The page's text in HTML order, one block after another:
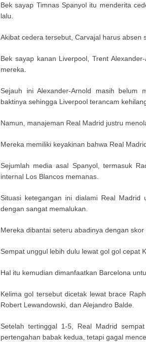
Bek sayap Timnas Spanyol itu menderita
lalu.
Akibat cedera tersebut, Carvajal harus absen
Bek sayap kanan Liverpool, Trent
mereka.
Sejauh ini Alexander-Arnold masih belum
baktinya sehingga Liverpool terancam
Namun, manajeman Real Madrid justru
Mereka memiliki keyakinan bahwa Real
Sejumlah media asal Spanyol, termasuk
internal Los Blancos memanas.
Situasi ketegangan ini dialami Real
dengan sangat memalukan.
Mereka dibantai seteru abadinya dengan skor
Sempat unggul lebih dulu lewat gol gol cepat
Hal itu kemudian dimanfaatkan Barcelona
Kelima gol tersebut dicetak lewat brace
Robert Lewandowski, dan Alejandro Balde.
Setelah tertinggal 1-5, Real Madrid
pertengahan babak kedua, tetapi gagal